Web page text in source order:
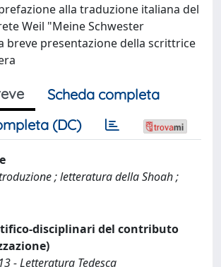
alla traduzione italiana del
Weil "Meine Schwester
breve presentazione della scrittrice
Scheda completa
(DC)
; letteratura della Shoah ;
disciplinari del contributo
- Letteratura Tedesca